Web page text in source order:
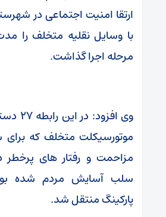
ارتقا امنیت اجتماعی در
مرحله اجرا گذاشت.
موتورسیکلت متخلف که برای
مزاحمت و رفتار های
سلب آسایش مردم شده
پارکینگ منتقل شد.